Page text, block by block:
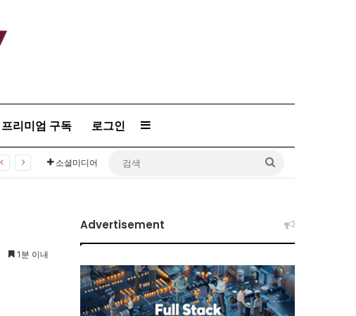
프리미엄 구독 로그인 Sidebar
소셜미디어
1분 이내
Advertisement